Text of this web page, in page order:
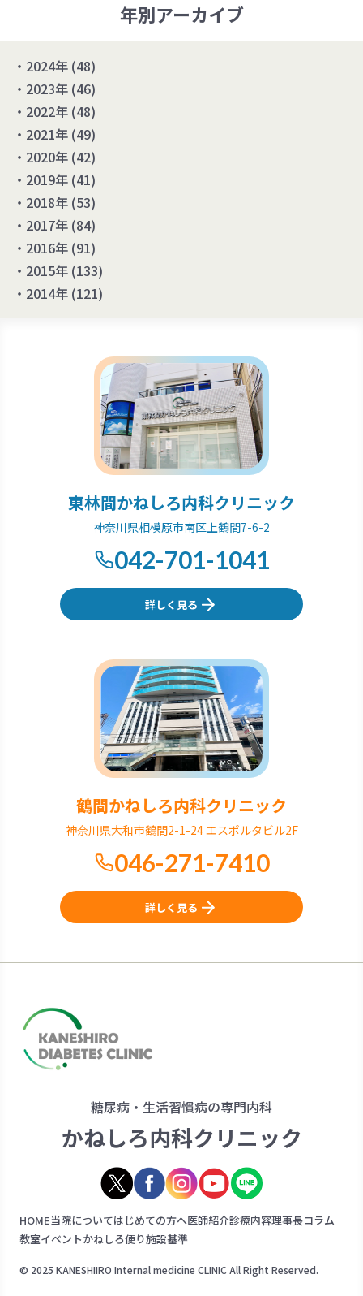
年別アーカイブ
2024年 (48)
2023年 (46)
2022年 (48)
2021年 (49)
2020年 (42)
2019年 (41)
2018年 (53)
2017年 (84)
2016年 (91)
2015年 (133)
2014年 (121)
東林間かねしろ内科クリニック
神奈川県相模原市南区上鶴間7-6-2
042-701-1041
詳しく見る
鶴間かねしろ内科クリニック
神奈川県大和市鶴間2-1-24 エスポルタビル2F
046-271-7410
詳しく見る
糖尿病・生活習慣病の専門内科
かねしろ内科クリニック
HOME当院についてはじめての方へ医師紹介診療内容理事長コラム
教室イベントかねしろ便り施設基準
© 2025 KANESHIIRO Internal medicine CLINIC All Right Reserved.